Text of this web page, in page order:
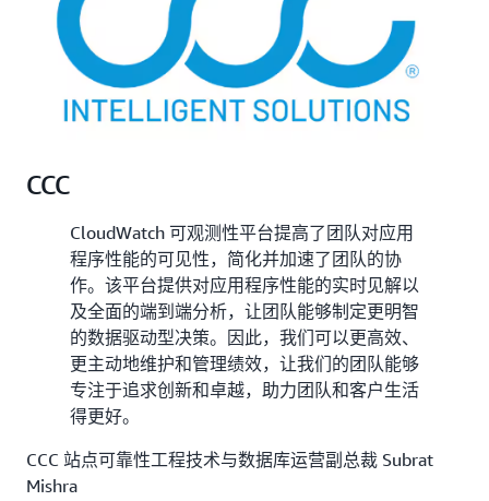
CCC
CloudWatch 可观测性平台提高了团队对应用
程序性能的可见性，简化并加速了团队的协
作。该平台提供对应用程序性能的实时见解以
及全面的端到端分析，让团队能够制定更明智
的数据驱动型决策。因此，我们可以更高效、
更主动地维护和管理绩效，让我们的团队能够
专注于追求创新和卓越，助力团队和客户生活
得更好。
CCC 站点可靠性工程技术与数据库运营副总裁 Subrat
Mishra